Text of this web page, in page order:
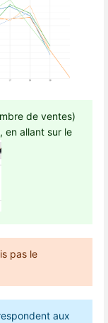
de ventes)
en allant sur le
pas le
aux